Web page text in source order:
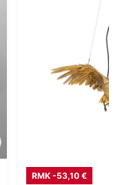
RMK -53,10 €